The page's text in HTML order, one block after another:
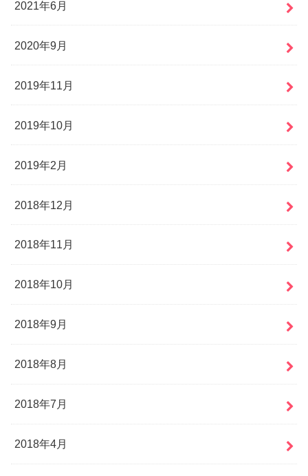
2021年6月
2020年9月
2019年11月
2019年10月
2019年2月
2018年12月
2018年11月
2018年10月
2018年9月
2018年8月
2018年7月
2018年4月